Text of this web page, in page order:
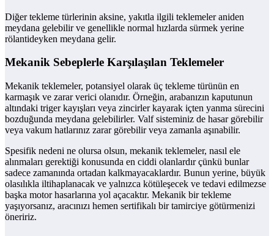
Diğer tekleme türlerinin aksine, yakıtla ilgili teklemeler aniden
meydana gelebilir ve genellikle normal hızlarda sürmek yerine
rölantideyken meydana gelir.
Mekanik Sebeplerle Karşılaşılan Teklemeler
Mekanik teklemeler, potansiyel olarak üç tekleme türünün en
karmaşık ve zarar verici olanıdır. Örneğin, arabanızın kaputunun
altındaki triger kayışları veya zincirler kayarak içten yanma sürecini
bozduğunda meydana gelebilirler. Valf sisteminiz de hasar görebilir
veya vakum hatlarınız zarar görebilir veya zamanla aşınabilir.
Spesifik nedeni ne olursa olsun, mekanik teklemeler, nasıl ele
alınmaları gerektiği konusunda en ciddi olanlardır çünkü bunlar
sadece zamanında ortadan kalkmayacaklardır. Bunun yerine, büyük
olasılıkla iltihaplanacak ve yalnızca kötüleşecek ve tedavi edilmezse
başka motor hasarlarına yol açacaktır. Mekanik bir tekleme
yaşıyorsanız, aracınızı hemen sertifikalı bir tamirciye götürmenizi
öneririz.